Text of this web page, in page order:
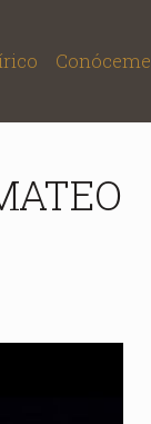
Conóceme